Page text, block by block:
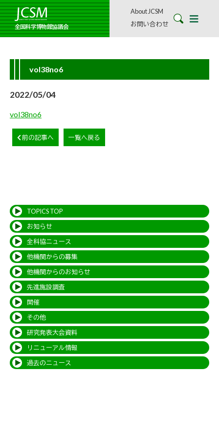
全国科学博物館協議会
About JCSM
お問い合わせ
vol38no6
2022/05/04
vol38no6
前の記事へ 一覧へ戻る
TOPICS TOP
お知らせ
全科協ニュース
他機関からの募集
他機関からのお知らせ
先進施設調査
開催
その他
研究発表大会資料
リニューアル情報
過去のニュース